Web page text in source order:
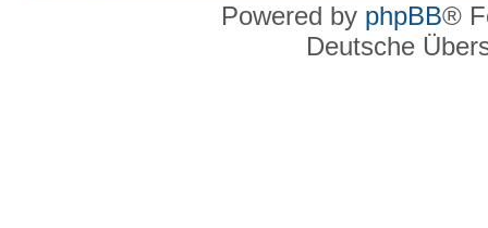
Powered by phpBB®
Deutsche